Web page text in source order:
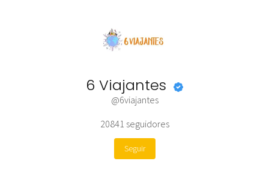
6 Viajantes
@6viajantes
20841 seguidores
Seguir